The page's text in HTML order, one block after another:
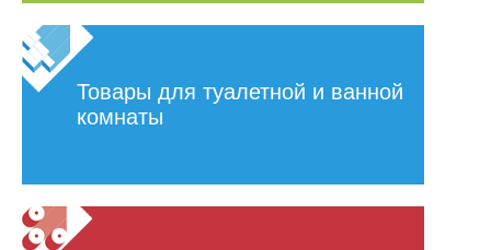
Товары для туалетной и ванной
комнаты